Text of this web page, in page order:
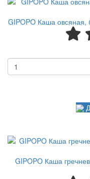
GIPOPO Каша овсяная,
GIPOPO Каша